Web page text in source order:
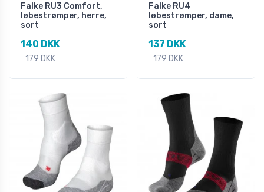
Falke RU3 Comfort,
løbestrømper, herre,
sort
140 DKK
179 DKK
Falke RU4
løbestrømper, dame,
sort
137 DKK
179 DKK